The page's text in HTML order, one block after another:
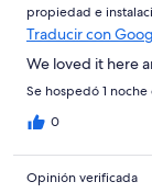
propiedad e
Traducir con
We loved it here
Se hospedó 1
0
Opinión verificada